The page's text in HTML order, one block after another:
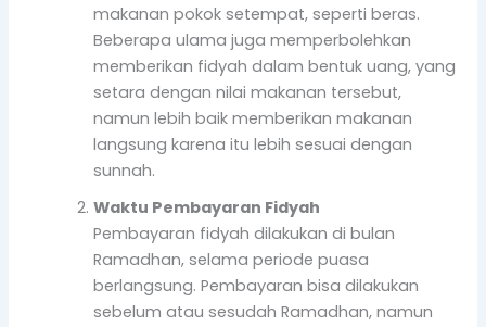
makanan pokok setempat, seperti beras.
Beberapa ulama juga memperbolehkan
memberikan fidyah dalam bentuk uang, yang
setara dengan nilai makanan tersebut,
namun lebih baik memberikan makanan
langsung karena itu lebih sesuai dengan
sunnah.
Waktu Pembayaran Fidyah
Pembayaran fidyah dilakukan di bulan
Ramadhan, selama periode puasa
berlangsung. Pembayaran bisa dilakukan
sebelum atau sesudah Ramadhan, namun